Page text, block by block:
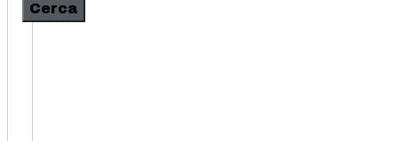
Cerca